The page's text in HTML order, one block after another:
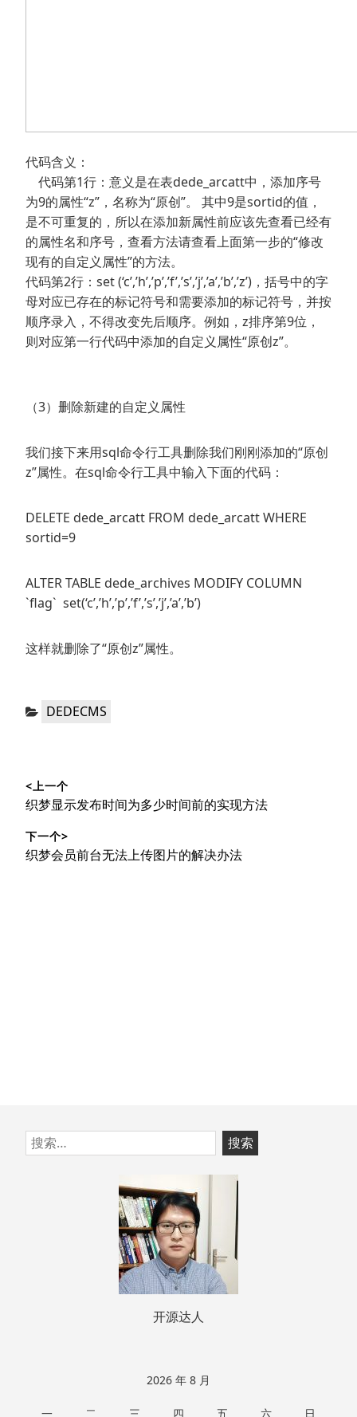
代码含义：
代码第1行：意义是在表dede_arcatt中，添加序号
为9的属性“z”，名称为“原创”。 其中9是sortid的值，
是不可重复的，所以在添加新属性前应该先查看已经有
的属性名和序号，查看方法请查看上面第一步的“修改
现有的自定义属性”的方法。
代码第2行：set (‘c’,’h’,’p’,’f’,’s’,’j’,’a’,’b’,’z’)，括号中的字
母对应已存在的标记符号和需要添加的标记符号，并按
顺序录入，不得改变先后顺序。例如，z排序第9位，
则对应第一行代码中添加的自定义属性“原创z”。
（3）删除新建的自定义属性
我们接下来用sql命令行工具删除我们刚刚添加的“原创
z”属性。在sql命令行工具中输入下面的代码：
DELETE dede_arcatt FROM dede_arcatt WHERE
sortid=9
ALTER TABLE dede_archives MODIFY COLUMN
`flag` set(‘c’,’h’,’p’,’f’,’s’,’j’,’a’,’b’)
这样就删除了“原创z”属性。
分
DEDECMS
章
导
航
<上一个
上
文
章：
织梦显示发布时间为多少时间前的实现方法
下一个>
下
织梦会员前台无法上传图片的解决办法
跳
至
搜
索：
开源达人
2026 年 8 月
一 二 三 四 五 六 日